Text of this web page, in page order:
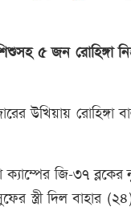
শিশুসহ ৫ জন
উখিয়ায় রোহিঙ্গা
ক্যাম্পের জি-৩৭
স্ত্রী দিল বাহার